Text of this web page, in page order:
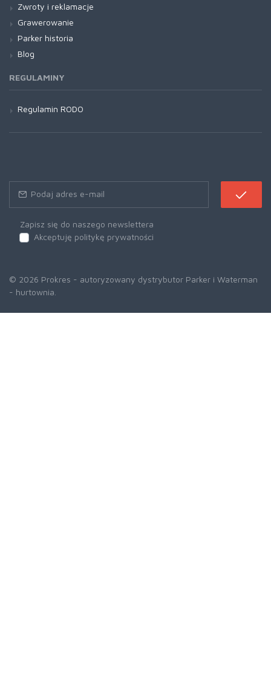
Zwroty i reklamacje
Grawerowanie
Parker historia
Blog
REGULAMINY
Regulamin RODO
Zapisz się do naszego newslettera
Akceptuję politykę prywatności
© 2026 Prokres - autoryzowany dystrybutor Parker i Waterman
- hurtownia.